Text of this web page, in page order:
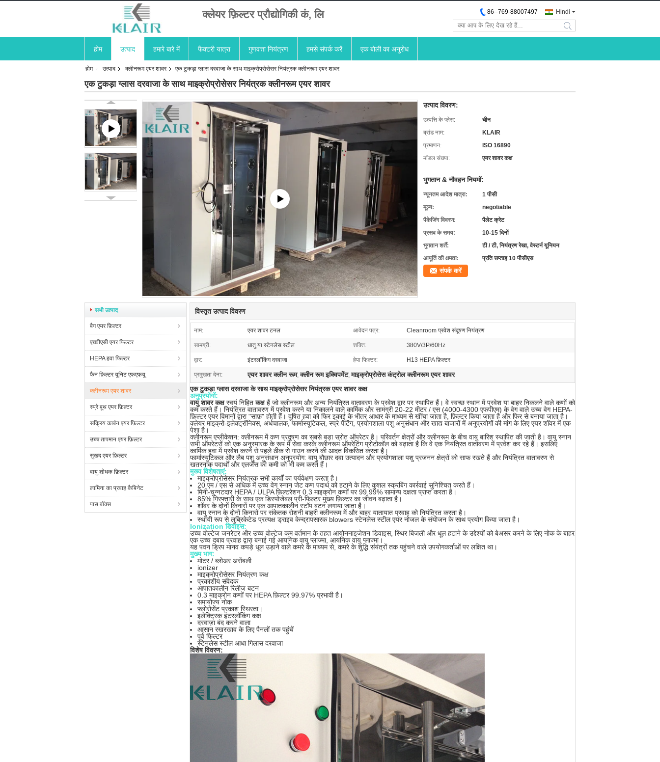
क्लेयर फ़िल्टर प्रौद्योगिकी कं, लि Hindi
86--769-88007497
search
होम उत्पाद हमारे बारे में फैक्टरी यात्रा गुणवत्ता नियंत्रण हमसे संपर्क करें एक बोली का अनुरोध
होम उत्पाद क्लीनरूम एयर शावर एक टुकड़ा ग्लास दरवाजा के साथ माइक्रोप्रोसेसर नियंत्रक क्लीनरूम एयर शावर
एक टुकड़ा ग्लास दरवाजा के साथ माइक्रोप्रोसेसर नियंत्रक क्लीनरूम एयर शावर
उत्पाद विवरण:
उत्पत्ति के प्लेस:
चीन
ब्रांड नाम:
KLAIR
प्रमाणन:
ISO 16890
मॉडल संख्या:
एयर शावर कक्ष
भुगतान & नौवहन नियमों:
न्यूनतम आदेश मात्रा:
1 पीसी
मूल्य:
negotiable
पैकेजिंग विवरण:
पैलेट क्रेट
प्रसव के समय:
10-15 दिनों
भुगतान शर्तें:
टी / टी, नियंत्रण रेखा, वेस्टर्न यूनियन
आपूर्ति की क्षमता:
प्रति सप्ताह 10 पीसीएस
संपर्क करें
सभी उत्पाद
बैग एयर फ़िल्टर
एचवीएसी एयर फ़िल्टर
HEPA हवा फिल्टर
फैन फ़िल्टर यूनिट एफएफयू
क्लीनरूम एयर शावर
स्प्रे बूथ एयर फ़िल्टर
सक्रिय कार्बन एयर फ़िल्टर
उच्च तापमान एयर फ़िल्टर
सुखद एयर फ़िल्टर
वायु शोधक फ़िल्टर
लामिना का प्रवाह कैबिनेट
पास बॉक्स
विस्तृत उत्पाद विवरण
नाम: एयर शावर टनल आवेदन पत्र: Cleanroom प्रवेश संदूषण नियंत्रण
सामग्री: धातु या स्टेनलेस स्टील शक्ति: 380V/3P/60Hz
द्वार: इंटरलॉकिंग दरवाजा हेपा फिल्टर: H13 HEPA फ़िल्टर
प्रमुखता देना: एयर शावर क्लीन रूम,क्लीन रूम इक्विपमेंट,माइक्रोप्रोसेस कंट्रोल क्लीनरूम एयर शावर
एक टुकड़ा ग्लास दरवाजा के साथ माइक्रोप्रोसेसर नियंत्रक एयर शावर कक्ष
अनुप्रयोगों:
वायु शावर कक्षस्वयं निहितकक्षहैं जो क्लीनरूम और अन्य नियंत्रित वातावरण के प्रवेश द्वार पर स्थापित हैं। वे स्वच्छ स्थान में प्रवेश या बाहर निकलने वाले कणों को
कम करते हैं। नियंत्रित वातावरण में प्रवेश करने या निकालने वाले कार्मिक और सामग्री 20-22 मीटर / एस (4000-4300 एफपीएम) के वेग वाले उच्च वेग HEPA-
फ़िल्टर एयर विमानों द्वारा "साफ़" होती हैं। दूषित हवा को फिर इकाई के भीतर आधार के माध्यम से खींचा जाता है, फ़िल्टर किया जाता है और फिर से बनाया जाता है।
क्लेयर माइक्रो-इलेक्ट्रॉनिक्स, अर्धचालक, फार्मास्यूटिकल, स्प्रे पेंटिंग, प्रयोगशाला पशु अनुसंधान और खाद्य बाजारों में अनुप्रयोगों की मांग के लिए एयर शॉवर में एक
पेशा है।
क्लीनरूम एप्लीकेशन: क्लीनरूम में कण प्रदूषण का सबसे बड़ा स्रोत ऑपरेटर है। परिवर्तन क्षेत्रों और क्लीनरूम के बीच वायु बारिश स्थापित की जाती है। वायु स्नान
सभी ऑपरेटरों को एक अनुस्मारक के रूप में सेवा करके क्लीनरूम ऑपरेटिंग प्रोटोकॉल को बढ़ाता है कि वे एक नियंत्रित वातावरण में प्रवेश कर रहे हैं। इसलिए
कार्मिक हवा में प्रवेश करने से पहले ठीक से गाउन करने की आदत विकसित करता है।
फार्मास्युटिकल और लैब पशु अनुसंधान अनुप्रयोग: वायु बौछार दवा उत्पादन और प्रयोगशाला पशु प्रजनन क्षेत्रों को साफ रखते हैं और नियंत्रित वातावरण से
खतरनाक पदार्थों और एलर्जेंस की कमी को भी कम करते हैं।
मुख्य विशेषताएं:
माइक्रोप्रोसेसर नियंत्रक सभी कार्यों का पर्यवेक्षण करता है।
20 एम / एस से अधिक में उच्च वेग स्नान जेट कण पदार्थ को हटाने के लिए कुशल स्क्रबिंग कार्रवाई सुनिश्चित करते हैं।
मिनी-चुन्नटदार HEPA / ULPA फ़िल्टरेशन 0.3 माइक्रोन कणों पर 99.99% सामान्य दक्षता प्राप्त करता है।
85% गिरफ्तारी के साथ एक डिस्पोजेबल प्री-फिल्टर मुख्य फ़िल्टर का जीवन बढ़ाता है।
शॉवर के दोनों किनारों पर एक आपातकालीन स्टॉप बटन लगाया जाता है।
वायु स्नान के दोनों किनारों पर संकेतक रोशनी बाहरी क्लीनरूम में और बाहर यातायात प्रवाह को नियंत्रित करता है।
स्थायी रूप से लुब्रिकेटेड प्रत्यक्ष ड्राइव केन्द्रापसारक blowers स्टेनलेस स्टील एयर नोजल के संयोजन के साथ प्रयोग किया जाता है।
Ionization डिवाइस:
उच्च वोल्टेज जनरेटर और उच्च वोल्टेज कम वर्तमान के तहत आयोननाइजेशन डिवाइस, स्थिर बिजली और धूल हटाने के उद्देश्यों को बेअसर करने के लिए नोक के बाहर
एक उच्च दबाव प्रवाह द्वारा बनाई गई आयनिक वायु प्लाज्मा, आयनिक वायु प्लाज्मा।
यह पवन ड्रिप मानव कपड़े धूल उड़ाने वाले कमरे के माध्यम से, कमरे के शुद्धि संयंत्रों तक पहुंचने वाले उपयोगकर्ताओं पर लक्षित था।
मुख्य भाग:
मोटर / ब्लोअर असेंबली
ionizer
माइक्रोप्रोसेसर नियंत्रण कक्ष
प्रकाशीय संवेदक
आपातकालीन रिलीज बटन
0.3 माइक्रोन कणों पर HEPA फ़िल्टर 99.97% प्रभावी है।
समायोज्य नोक
फ्लोरोसेंट प्रकाश स्थिरता।
इलेक्ट्रिक इंटरलॉकिंग कक्ष
दरवाज़ा बंद करने वाला
आसान रखरखाव के लिए पैनलों तक पहुंचें
पूर्व फिल्टर
स्टेनलेस स्टील आधा गिलास दरवाजा
विशेष विवरण: